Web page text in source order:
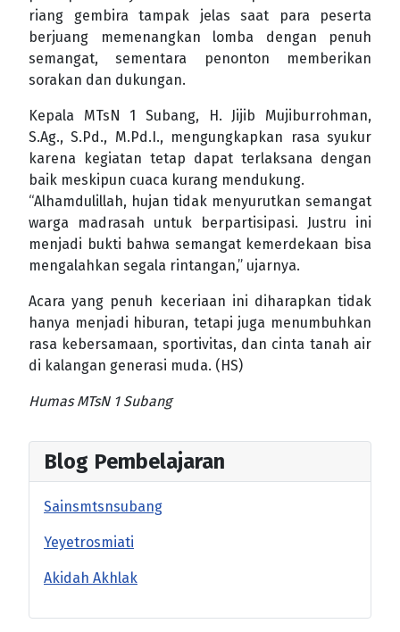
riang gembira tampak jelas saat para peserta
berjuang memenangkan lomba dengan penuh
semangat, sementara penonton memberikan
sorakan dan dukungan.
Kepala MTsN 1 Subang, H. Jijib Mujiburrohman,
S.Ag., S.Pd., M.Pd.I., mengungkapkan rasa syukur
karena kegiatan tetap dapat terlaksana dengan
baik meskipun cuaca kurang mendukung.
“Alhamdulillah, hujan tidak menyurutkan semangat
warga madrasah untuk berpartisipasi. Justru ini
menjadi bukti bahwa semangat kemerdekaan bisa
mengalahkan segala rintangan,” ujarnya.
Acara yang penuh keceriaan ini diharapkan tidak
hanya menjadi hiburan, tetapi juga menumbuhkan
rasa kebersamaan, sportivitas, dan cinta tanah air
di kalangan generasi muda. (HS)
Humas MTsN 1 Subang
Blog Pembelajaran
Sainsmtsnsubang
Yeyetrosmiati
Akidah Akhlak